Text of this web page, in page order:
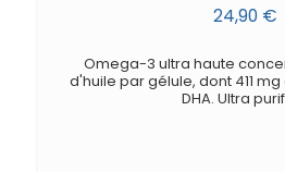
24,90 €
Omega-3 ultra haute
d'huile par gélule, dont 411
DHA. Ultra